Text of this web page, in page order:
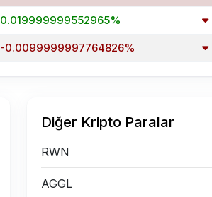
0.019999999552965%
-0.0099999997764826%
Diğer Kripto Paralar
RWN
AGGL